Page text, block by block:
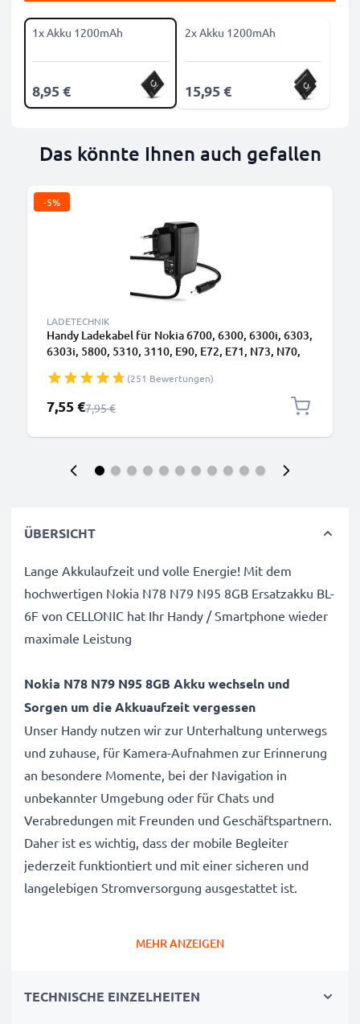
1x Akku 1200mAh
8,95 €
2x Akku 1200mAh
15,95 €
Das könnte Ihnen auch gefallen
-5%
LADETECHNIK
Handy Ladekabel für Nokia 6700, 6300, 6300i, 6303,
6303i, 5800, 5310, 3110, E90, E72, E71, N73, N70,
1.10m, Handyladekabel(251 Bewertungen)
Sonderpreis
7,55 €Regulärer Preis
7,95 €
ÜBERSICHT
Lange Akkulaufzeit und volle Energie! Mit dem
hochwertigen Nokia N78 N79 N95 8GB Ersatzakku BL-
6F von CELLONIC hat Ihr Handy / Smartphone wieder
maximale Leistung
Nokia N78 N79 N95 8GB Akku wechseln und
Sorgen um die Akkuaufzeit vergessen
Unser Handy nutzen wir zur Unterhaltung unterwegs
und zuhause, für Kamera-Aufnahmen zur Erinnerung
an besondere Momente, bei der Navigation in
unbekannter Umgebung oder für Chats und
Verabredungen mit Freunden und Geschäftspartnern.
Daher ist es wichtig, dass der mobile Begleiter
jederzeit funktiontiert und mit einer sicheren und
langelebigen Stromversorgung ausgestattet ist.
Mit diesem, neuen Akku hat Ihr Mobiltelefon mehr als
MEHR ANZEIGEN
TECHNISCHE EINZELHEITEN